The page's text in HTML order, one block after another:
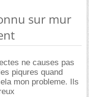
sur mur
ne causes pas
piqures quand
mon probleme. Ils